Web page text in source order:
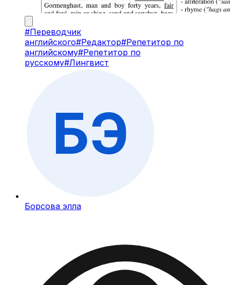
#Переводчик
английского#Редактор#Репетитор по
английскому#Репетитор по
русскому#Лингвист
Борсова элла